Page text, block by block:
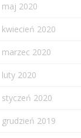
maj 2020
kwiecień 2020
marzec 2020
luty 2020
styczeń 2020
grudzień 2019